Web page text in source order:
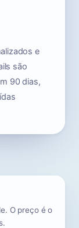
e
são
90 dias,
O preço é o